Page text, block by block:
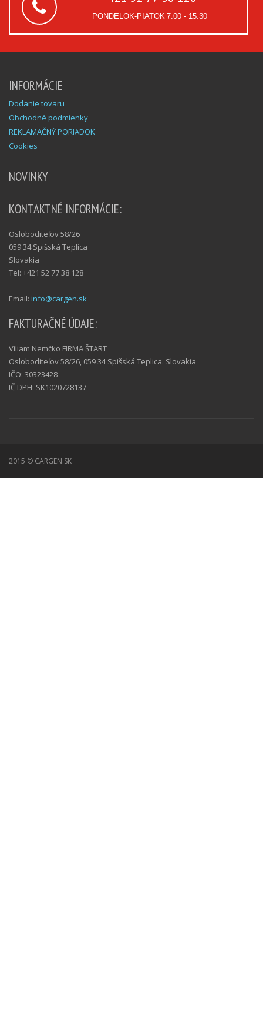
PONDELOK-PIATOK 7:00 - 15:30
INFORMÁCIE
Dodanie tovaru
Obchodné podmienky
REKLAMAČNÝ PORIADOK
Cookies
NOVINKY
KONTAKTNÉ INFORMÁCIE:
Osloboditeľov 58/26
059 34 Spišská Teplica
Slovakia
Tel: +421 52 77 38 128
Email: info@cargen.sk
FAKTURAČNÉ ÚDAJE:
Viliam Nemčko FIRMA ŠTART
Osloboditeľov 58/26, 059 34 Spišská Teplica. Slovakia
IČO: 30323428
IČ DPH: SK1020728137
2015 © CARGEN.SK